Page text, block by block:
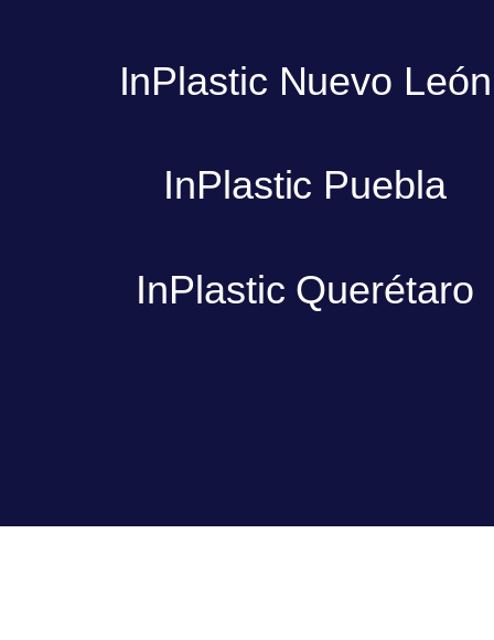
InPlastic Nuevo León
InPlastic Puebla
InPlastic Querétaro